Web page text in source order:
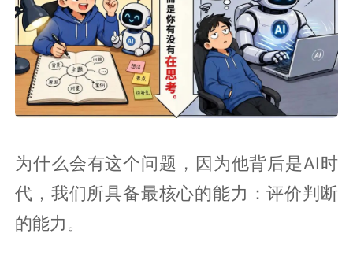
为什么会有这个问题，因为他背后是AI时
代，我们所具备最核心的能力：评价判断
的能力。